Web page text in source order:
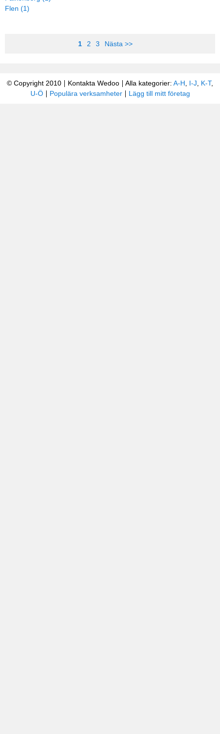
Flen (1)
1 2 3 Nästa >>
© Copyright 2010 Kontakta Wedoo Alla kategorier: A-H I-J K-T,
U-Ö
Populära verksamheter Lägg till mitt företag